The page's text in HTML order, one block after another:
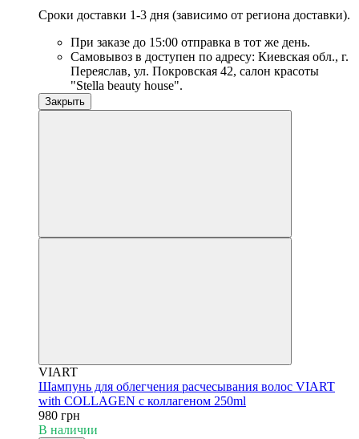
Сроки доставки 1-3 дня (зависимо от региона доставки).
При заказе до 15:00 отправка в тот же день.
Самовывоз в доступен по адресу: Киевская обл., г.
Переяслав, ул. Покровская 42, салон красоты
"Stella beauty house".
Закрыть
VIART
Шампунь для облегчения расчесывания волос VIART
with COLLAGEN с коллагеном 250ml
980 грн
В наличии